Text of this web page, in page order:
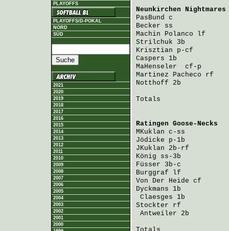
PLAYOFFS
PLAYOFFS/D-POKAL
NORD
SÜD
2021
2020
2019
2018
2017
2016
2015
2014
2013
2012
2011
2010
2009
2008
2007
2006
2005
2004
2003
2002
2001
2000
Neunkirchen Nightmares
PasBund c
Becker ss
Machin Polanco lf
Strilchuk 3b
Krisztian p-cf
Caspers 1b
MaHenseler
cf-p
Martinez Pacheco rf
Notthoff 2b
Totals
Ratingen Goose-Necks
MKuklan c-ss
Jödicke p-1b
JKuklan 2b-rf
König ss-3b
Füsser 3b-c
Burggraf lf
Von Der Heide cf
Dyckmans 1b
Claesges 1b
Stockter rf
Antweiler 2b